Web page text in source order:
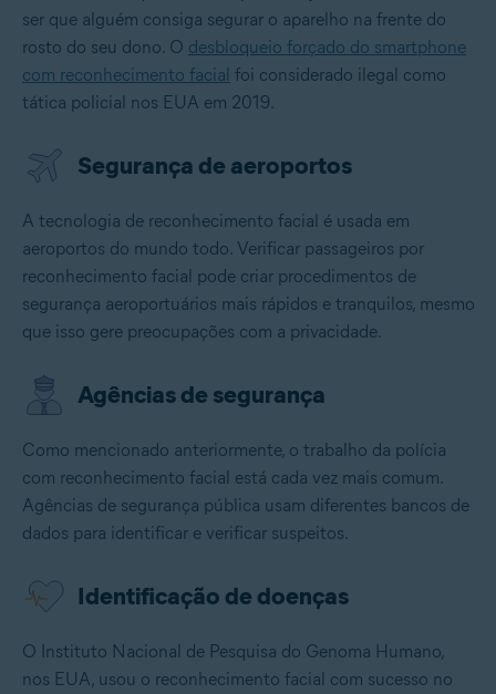
ser que alguém consiga segurar o aparelho na frente do
rosto do seu dono. O desbloqueio forçado do smartphone
com reconhecimento facial foi considerado ilegal como
tática policial nos EUA em 2019.
Segurança de aeroportos
A tecnologia de reconhecimento facial é usada em
aeroportos do mundo todo. Verificar passageiros por
reconhecimento facial pode criar procedimentos de
segurança aeroportuários mais rápidos e tranquilos, mesmo
que isso gere preocupações com a privacidade.
Agências de segurança
Como mencionado anteriormente, o trabalho da polícia
com reconhecimento facial está cada vez mais comum.
Agências de segurança pública usam diferentes bancos de
dados para identificar e verificar suspeitos.
Identificação de doenças
O Instituto Nacional de Pesquisa do Genoma Humano,
nos EUA, usou o reconhecimento facial com sucesso no